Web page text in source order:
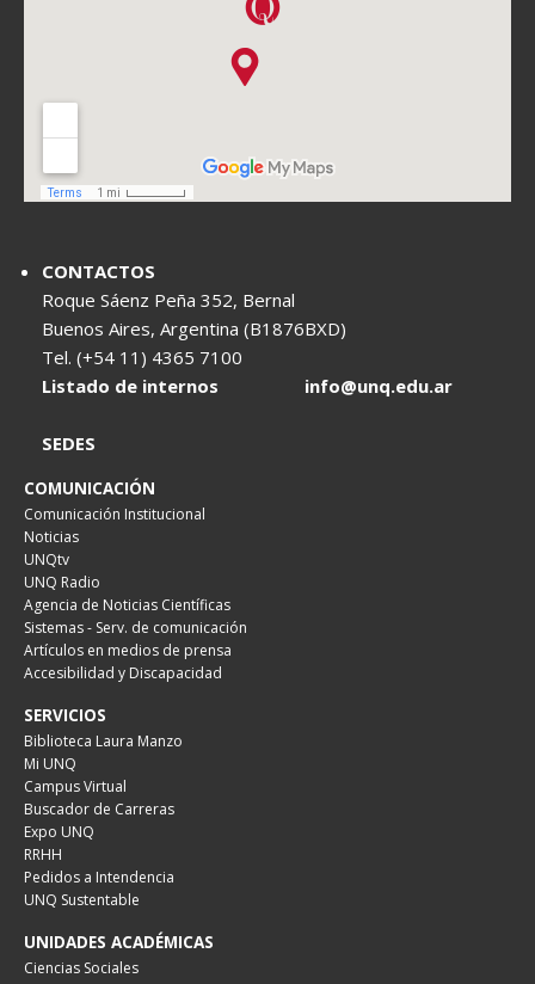
CONTACTOS
Roque Sáenz Peña 352, Bernal
Buenos Aires, Argentina (B1876BXD)
Tel. (+54 11) 4365 7100
Listado de internos
info@unq.edu.ar
SEDES
COMUNICACIÓN
Comunicación Institucional
Noticias
UNQtv
UNQ Radio
Agencia de Noticias Científicas
Sistemas - Serv. de comunicación
Artículos en medios de prensa
Accesibilidad y Discapacidad
SERVICIOS
Biblioteca Laura Manzo
Mi UNQ
Campus Virtual
Buscador de Carreras
Expo UNQ
RRHH
Pedidos a Intendencia
UNQ Sustentable
UNIDADES ACADÉMICAS
Ciencias Sociales